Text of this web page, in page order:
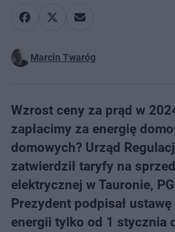
Marcin Twaróg
Wzrost ceny za prąd w
zapłacimy za energię
domowych? Urząd
zatwierdził taryfy na
elektrycznej w Tauronie,
Prezydent podpisał
energii tylko od 1 stycznia